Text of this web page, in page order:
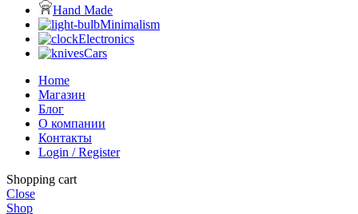
Hand Made
Minimalism
Electronics
Cars
Home
Магазин
Блог
О компании
Контакты
Login / Register
Shopping cart
Close
Shop